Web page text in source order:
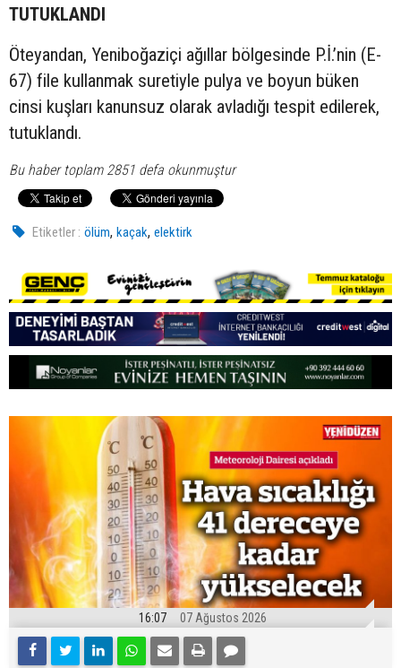
TUTUKLANDI
Öteyandan, Yeniboğaziçi ağıllar bölgesinde P.İ.’nin (E-
67) file kullanmak suretiyle pulya ve boyun büken
cinsi kuşları kanunsuz olarak avladığı tespit edilerek,
tutuklandı.
Bu haber toplam 2851 defa okunmuştur
Etiketler : ölüm,kaçak,elektirk
16:07 07 Ağustos 2026